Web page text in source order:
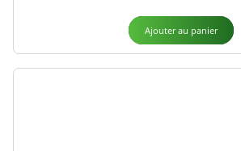
Ajouter au panier